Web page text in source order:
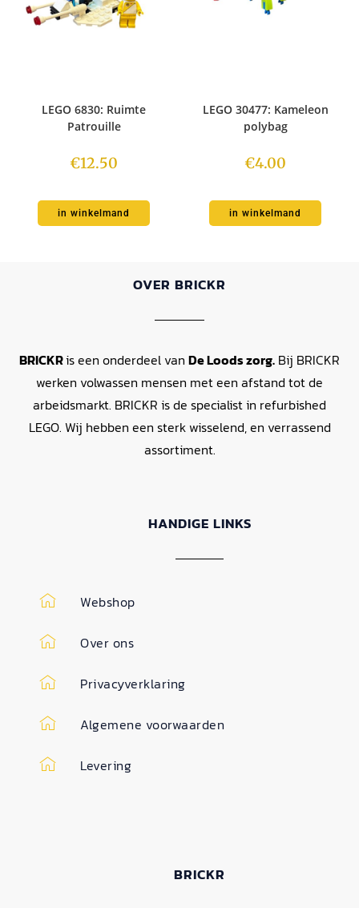
LEGO 6830: Ruimte
Patrouille
€12.50
in winkelmand
LEGO 30477: Kameleon
polybag
€4.00
in winkelmand
OVER BRICKR
BRICKRis een onderdeel van De Loods zorg. Bij BRICKR
werken volwassen mensen met een afstand tot de
arbeidsmarkt. BRICKR is de specialist in refurbished
LEGO. Wij hebben een sterk wisselend, en verrassend
assortiment.
HANDIGE LINKS
Webshop
Over ons
Privacyverklaring
Algemene voorwaarden
Levering
BRICKR